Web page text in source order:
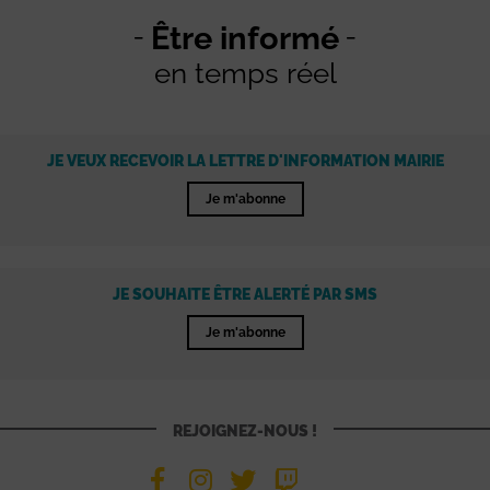
Être informé
en temps réel
JE VEUX RECEVOIR LA LETTRE D'INFORMATION MAIRIE
Je m'abonne
JE SOUHAITE ÊTRE ALERTÉ PAR SMS
Je m'abonne
REJOIGNEZ-NOUS !